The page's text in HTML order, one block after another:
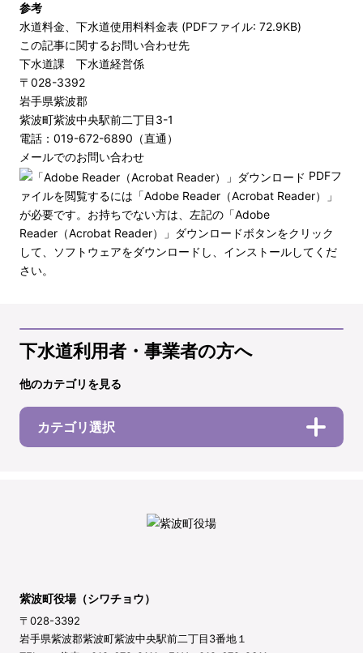
参考
水道料金、下水道使用料料金表 (PDFファイル: 72.9KB)
この記事に関するお問い合わせ先
下水道課 下水道経営係
〒028-3392
岩手県紫波郡
紫波町紫波中央駅前二丁目3-1
電話：019-672-6890（直通）
メールでのお問い合わせ
PDFフ
ァイルを閲覧するには「Adobe Reader（Acrobat Reader）」
が必要です。お持ちでない方は、左記の「Adobe
Reader（Acrobat Reader）」ダウンロードボタンをクリック
して、ソフトウェアをダウンロードし、インストールしてくだ
さい。
下水道利用者・事業者の方へ
他のカテゴリを見る
カテゴリ選択
紫波町役場（シワチョウ）
〒028-3392
岩手県紫波郡紫波町紫波中央駅前二丁目3番地１